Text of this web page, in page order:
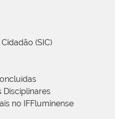
(SIC)
Disciplinares
no IFFluminense